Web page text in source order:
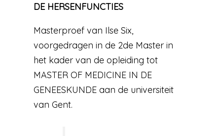
DE HERSENFUNCTIES
Masterproef van Ilse Six,
voorgedragen in de 2de Master in
het kader van de opleiding tot
MASTER OF MEDICINE IN DE
GENEESKUNDE aan de universiteit
van Gent.